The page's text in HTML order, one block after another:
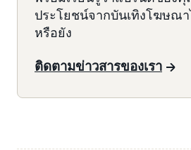
ประโยชน์จากบันเทิงโฆษณา
หรือยัง
ติดตามข่าวสารของเรา